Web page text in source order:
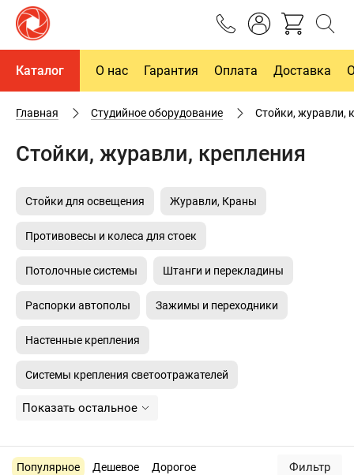
Каталог О нас Гарантия Оплата Доставка
Главная Студийное оборудование Стойки, журавли,
Стойки, журавли, крепления
Стойки для освещения Журавли, Краны
Противовесы и колеса для стоек
Потолочные системы Штанги и перекладины
Распорки автополы Зажимы и переходники
Настенные крепления
Системы крепления светоотражателей
Показать остальное
Популярное Дешевое Дорогое Фильтр